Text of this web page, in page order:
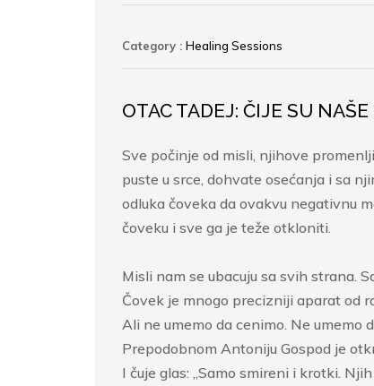
Category : Healing Sessions
OTAC TADEJ: ČIJE SU
Sve počinje od misli, njihove
puste u srce, dohvate osećanja i sa
odluka čoveka da ovakvu negativnu
čoveku i sve ga je teže otkloniti.
Misli nam se ubacuju sa svih strana.
Čovek je mnogo precizniji aparat od
Ali ne umemo da cenimo. Ne umemo
Prepodobnom Antoniju Gospod je
I čuje glas: „Samo smireni i krotki.